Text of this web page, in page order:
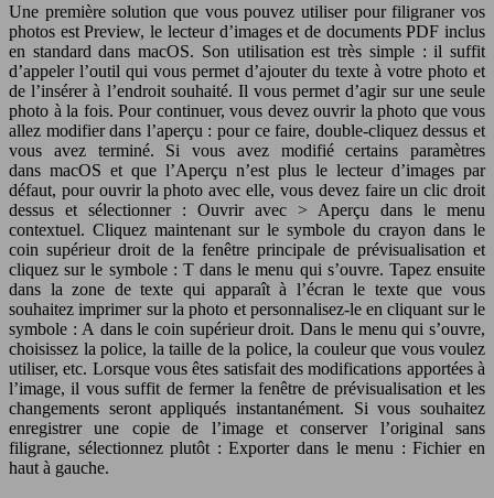
Une première solution que vous pouvez utiliser pour filigraner vos
photos est Preview, le lecteur d’images et de documents PDF inclus
en standard dans macOS. Son utilisation est très simple : il suffit
d’appeler l’outil qui vous permet d’ajouter du texte à votre photo et
de l’insérer à l’endroit souhaité. Il vous permet d’agir sur une seule
photo à la fois. Pour continuer, vous devez ouvrir la photo que vous
allez modifier dans l’aperçu : pour ce faire, double-cliquez dessus et
vous avez terminé. Si vous avez modifié certains paramètres
dans macOS et que l’Aperçu n’est plus le lecteur d’images par
défaut, pour ouvrir la photo avec elle, vous devez faire un clic droit
dessus et sélectionner : Ouvrir avec > Aperçu dans le menu
contextuel. Cliquez maintenant sur le symbole du crayon dans le
coin supérieur droit de la fenêtre principale de prévisualisation et
cliquez sur le symbole : T dans le menu qui s’ouvre. Tapez ensuite
dans la zone de texte qui apparaît à l’écran le texte que vous
souhaitez imprimer sur la photo et personnalisez-le en cliquant sur le
symbole : A dans le coin supérieur droit. Dans le menu qui s’ouvre,
choisissez la police, la taille de la police, la couleur que vous voulez
utiliser, etc. Lorsque vous êtes satisfait des modifications apportées à
l’image, il vous suffit de fermer la fenêtre de prévisualisation et les
changements seront appliqués instantanément. Si vous souhaitez
enregistrer une copie de l’image et conserver l’original sans
filigrane, sélectionnez plutôt : Exporter dans le menu : Fichier en
haut à gauche.